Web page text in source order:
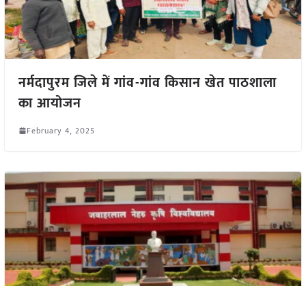
नर्मदापुरम जिले में गांव-गांव किसान खेत पाठशाला
का आयोजन
February 4, 2025